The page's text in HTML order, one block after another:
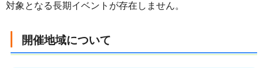
対象となる長期イベントが存在しません。
開催地域について